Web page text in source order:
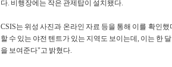
다. 비행장에는 작은 관제탑이 설치됐다.
CSIS는 위성 사진과 온라인 자료 등을 통해 이를 확인
할 수 있는 야전 텐트가 있는 지역도 보이는데, 이는 한
을 보여준다"고 밝혔다.